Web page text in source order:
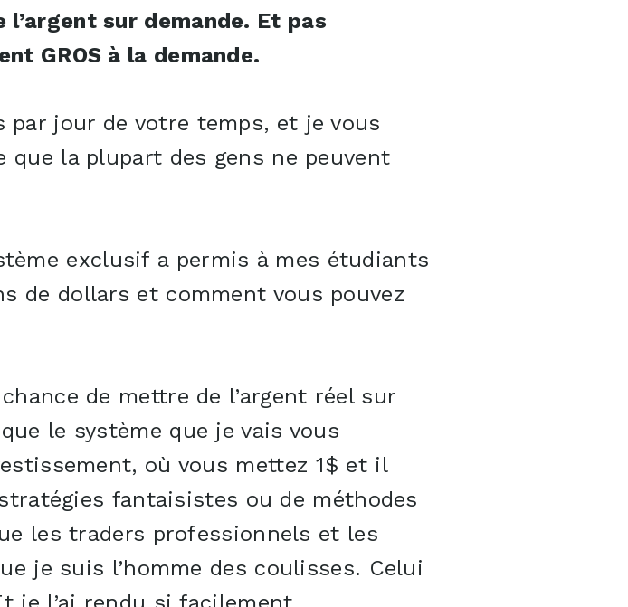
sur demande. Et pas
GROS à la demande.
jour de votre temps, et je vous
la plupart des gens ne peuvent
exclusif a permis à mes étudiants
de dollars et comment vous pouvez
de mettre de l’argent réel sur
le système que je vais vous
où vous mettez 1$ et il
fantaisistes ou de méthodes
les traders professionnels et les
je suis l’homme des coulisses. Celui